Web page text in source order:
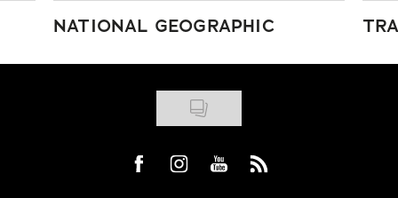
NATIONAL GEOGRAPHIC
Visit us on Facebook
Visit us on Instagram
Visit us on Youtube
Visit us on Rss